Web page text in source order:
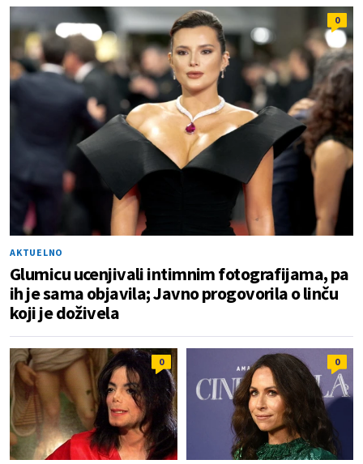
0
AKTUELNO
Glumicu ucenjivali intimnim fotografijama, pa
ih je sama objavila; Javno progovorila o linču
koji je doživela
0 0